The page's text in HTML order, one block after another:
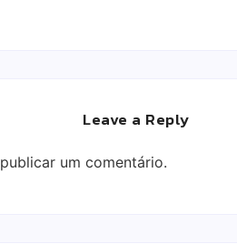
Leave a Reply
um comentário.